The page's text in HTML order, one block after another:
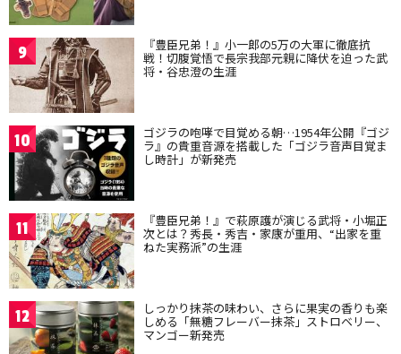
9 『豊臣兄弟！』小一郎の5万の大軍に徹底抗
戦！切腹覚悟で長宗我部元親に降伏を迫った武
将・谷忠澄の生涯
10 ゴジラの咆哮で目覚める朝…1954年公開『ゴジ
ラ』の貴重音源を搭載した「ゴジラ音声目覚ま
し時計」が新発売
11 『豊臣兄弟！』で萩原護が演じる武将・小堀正
次とは？秀長・秀吉・家康が重用、“出家を重
ねた実務派”の生涯
12 しっかり抹茶の味わい、さらに果実の香りも楽
しめる「無糖フレーバー抹茶」ストロベリー、
マンゴー新発売